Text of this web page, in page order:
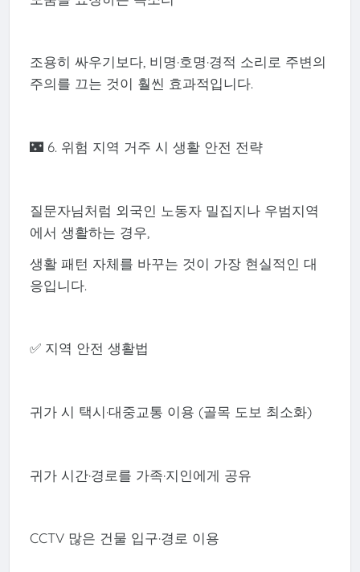
조용히 싸우기보다, 비명·호명·경적 소리로 주변의
주의를 끄는 것이 훨씬 효과적입니다.
🌃 6. 위험 지역 거주 시 생활 안전 전략
질문자님처럼 외국인 노동자 밀집지나 우범지역
에서 생활하는 경우,
생활 패턴 자체를 바꾸는 것이 가장 현실적인 대
응입니다.
✅ 지역 안전 생활법
귀가 시 택시·대중교통 이용 (골목 도보 최소화)
귀가 시간·경로를 가족·지인에게 공유
CCTV 많은 건물 입구·경로 이용